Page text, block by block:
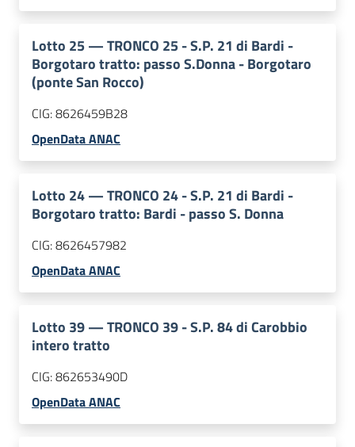
Lotto 25—TRONCO 25 - S.P. 21 di Bardi -
Borgotaro tratto: passo S.Donna - Borgotaro
(ponte San Rocco)
CIG:8626459B28
OpenData ANAC
Lotto 24—TRONCO 24 - S.P. 21 di Bardi -
Borgotaro tratto: Bardi - passo S. Donna
CIG:8626457982
OpenData ANAC
Lotto 39—TRONCO 39 - S.P. 84 di Carobbio
intero tratto
CIG:862653490D
OpenData ANAC